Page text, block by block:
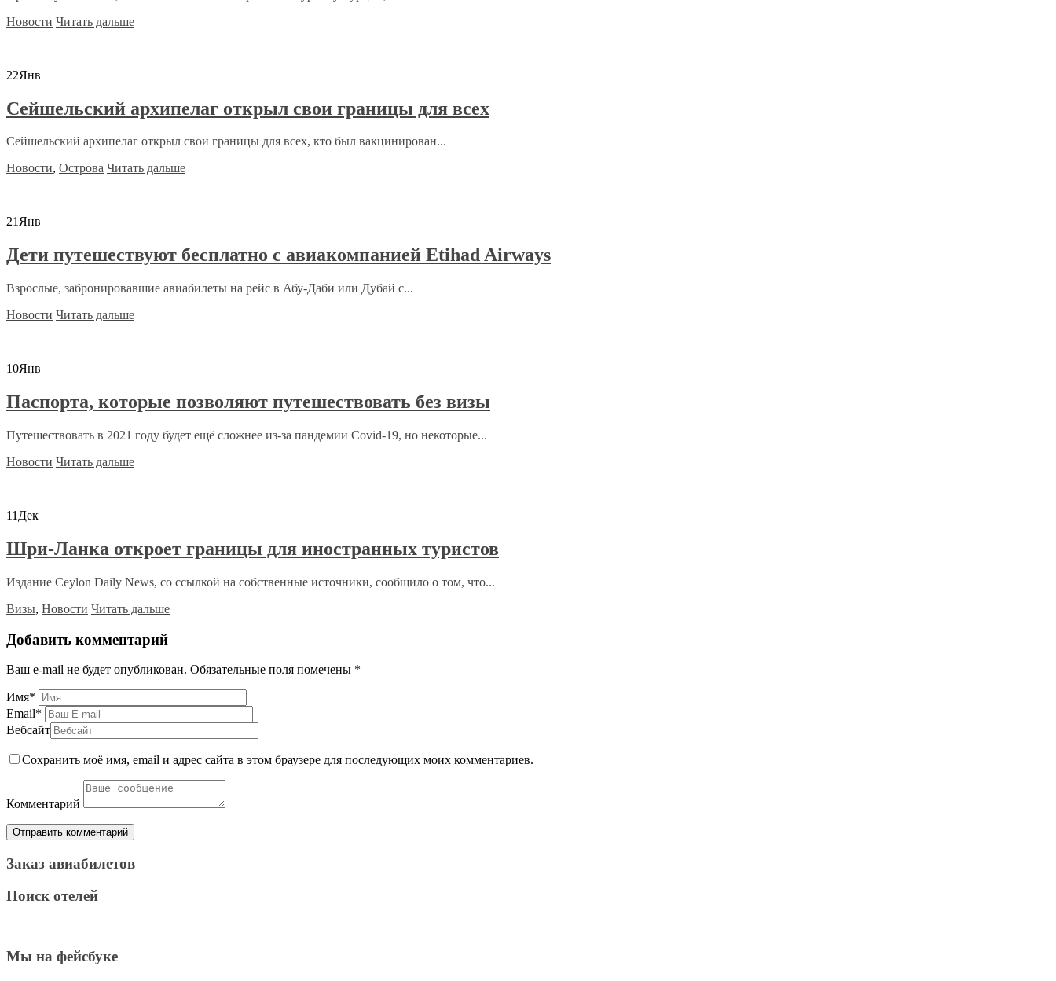
Новости Читать дальше
22Янв
Сейшельский архипелаг открыл свои границы для всех
Сейшельский архипелаг открыл свои границы для всех, кто был вакцинирован...
Новости, Острова Читать дальше
21Янв
Дети путешествуют бесплатно с авиакомпанией Etihad Airways
Взрослые, забронировавшие авиабилеты на рейс в Абу-Даби или Дубай с...
Новости Читать дальше
10Янв
Паспорта, которые позволяют путешествовать без визы
Путешествовать в 2021 году будет ещё сложнее из-за пандемии Covid-19, но некоторые...
Новости Читать дальше
11 Дек
Шри-Ланка откроет границы для иностранных туристов
Издание Ceylon Daily News, со ссылкой на собственные источники, сообщило о том, что...
Визы, Новости Читать дальше
Добавить комментарий
Ваш e-mail не будет опубликован. Обязательные поля помечены *
Имя*
Email*
Вебсайт
Сохранить моё имя, email и адрес сайта в этом браузере для последующих моих комментариев.
Комментарий
Заказ авиабилетов
Поиск отелей
Мы на фейсбуке